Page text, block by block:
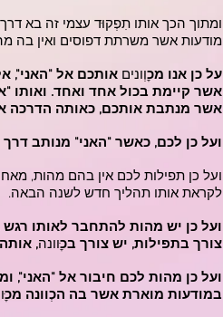
ומתוך הכך אותו תִפְקוּד עצמי זה בא
מודעות אשר משרתת דפוסים ואין בה
על כן אנו מכׇוְונים אותכם אל "האני",
אשר קיימת בכול אחד ואחד. ואותו
אשר מנתבת אותכם, כאותה הדרכה
ועל כן לכם, כאשר "האני" מנותב
ועל כן תפילות לכם אין בהם מהות,
לקראת אותו תהליך חדש לשנה הבאה.
ועל כן יש מהות להתחבר לאותו
צורך בתפילות, יש צורך בכׇּוונה,
ועל כן מהות לכם חיבור אל "האני",
במודעות מוארת אשר בה הכְוונה מכ